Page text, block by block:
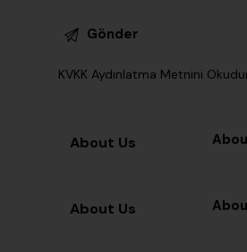
KVKK Aydınlatma Metnini
About Us
About Us